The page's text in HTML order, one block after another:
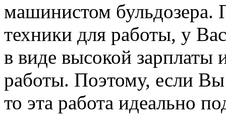
машинистом бульдозера.
техники для работы, у
в виде высокой зарплаты
работы. Поэтому, если
то эта работа идеально